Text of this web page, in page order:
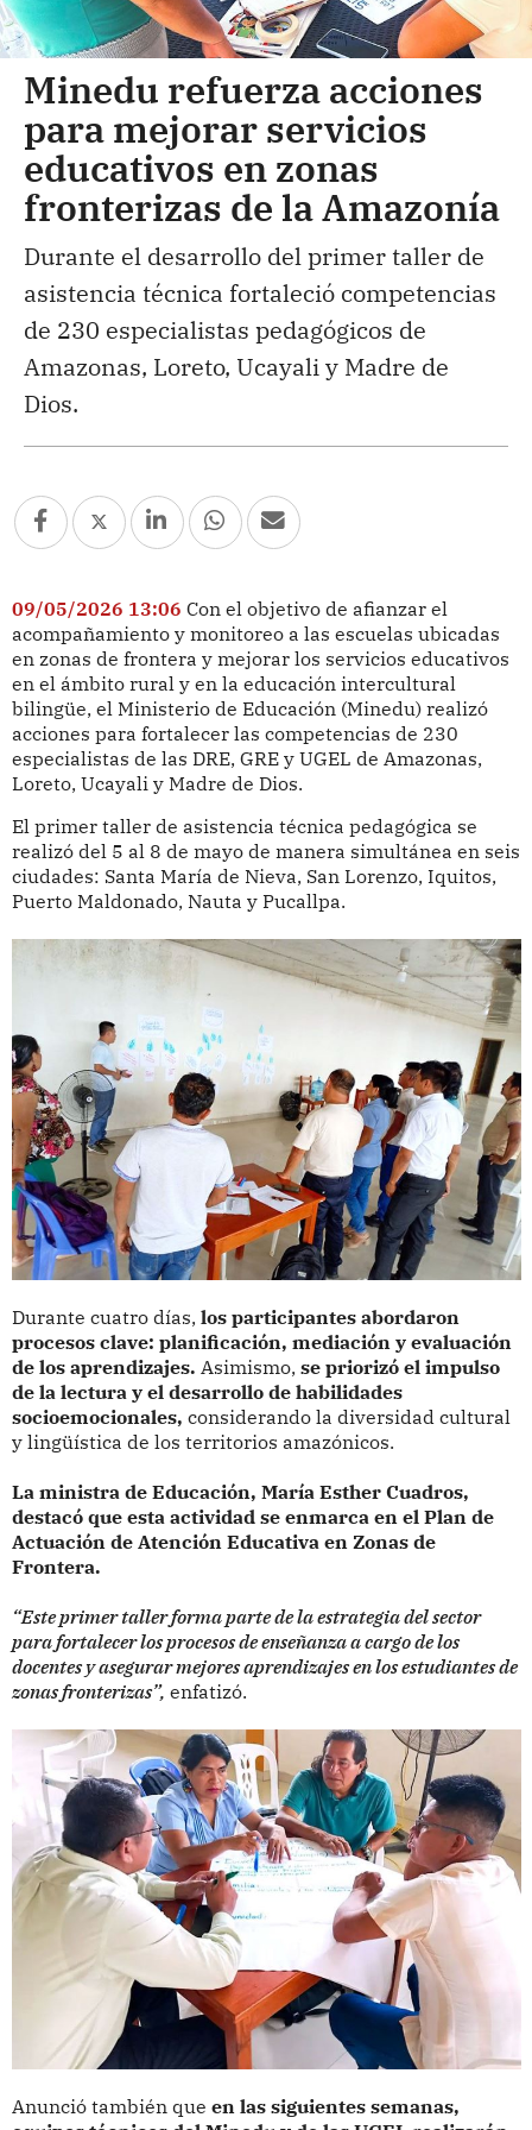
Minedu refuerza acciones
para mejorar servicios
educativos en zonas
fronterizas de la Amazonía
Durante el desarrollo del primer taller de
asistencia técnica fortaleció competencias
de 230 especialistas pedagógicos de
Amazonas, Loreto, Ucayali y Madre de
Dios.
09/05/2026 13:06 Con el objetivo de afianzar el
acompañamiento y monitoreo a las escuelas ubicadas
en zonas de frontera y mejorar los servicios educativos
en el ámbito rural y en la educación intercultural
bilingüe, el Ministerio de Educación (Minedu) realizó
acciones para fortalecer las competencias de 230
especialistas de las DRE, GRE y UGEL de Amazonas,
Loreto, Ucayali y Madre de Dios.
El primer taller de asistencia técnica pedagógica se
realizó del 5 al 8 de mayo de manera simultánea en seis
ciudades: Santa María de Nieva, San Lorenzo, Iquitos,
Puerto Maldonado, Nauta y Pucallpa.
Durante cuatro días, los participantes abordaron
procesos clave: planificación, mediación y evaluación
de los aprendizajes. Asimismo, se priorizó el impulso
de la lectura y el desarrollo de habilidades
socioemocionales, considerando la diversidad cultural
y lingüística de los territorios amazónicos.
La ministra de Educación, María Esther Cuadros,
destacó que esta actividad se enmarca en el Plan de
Actuación de Atención Educativa en Zonas de
Frontera.
“Este primer taller forma parte de la estrategia del sector
para fortalecer los procesos de enseñanza a cargo de los
docentes y asegurar mejores aprendizajes en los estudiantes de
zonas fronterizas”, enfatizó.
Anunció también que en las siguientes semanas,